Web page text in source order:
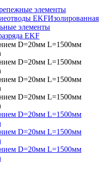
элементы
EKFИзолированная
элементы
EKF
D=20мм L=1500мм